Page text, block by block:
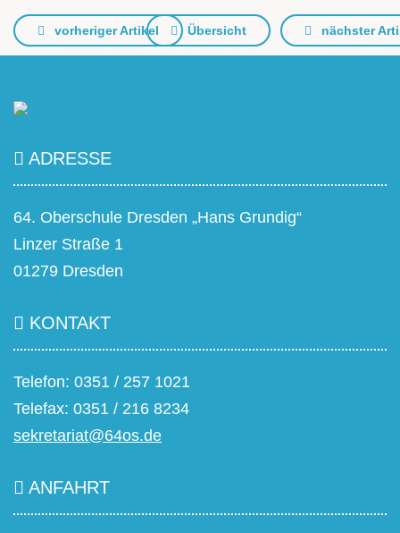
vorheriger Artikel Übersicht nächster
ADRESSE
64. Oberschule Dresden „Hans Grundig“
Linzer Straße 1
01279 Dresden
KONTAKT
Telefon: 0351 / 257 1021
Telefax: 0351 / 216 8234
sekretariat@64os.de
ANFAHRT